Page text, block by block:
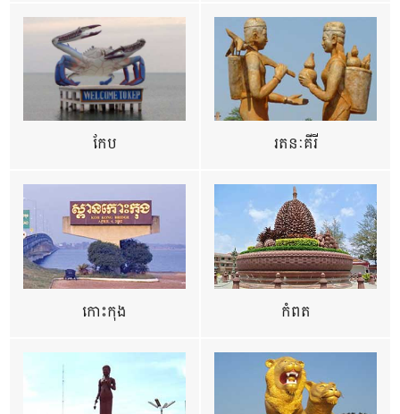
កែប រតនៈគីរី
កោះកុង កំពត